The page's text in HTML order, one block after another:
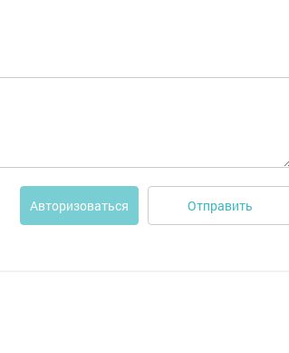
Авторизоваться Отправить